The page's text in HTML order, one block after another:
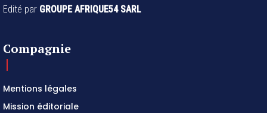
Edité par GROUPE AFRIQUE54 SARL
Compagnie
Mentions légales
Mission éditoriale